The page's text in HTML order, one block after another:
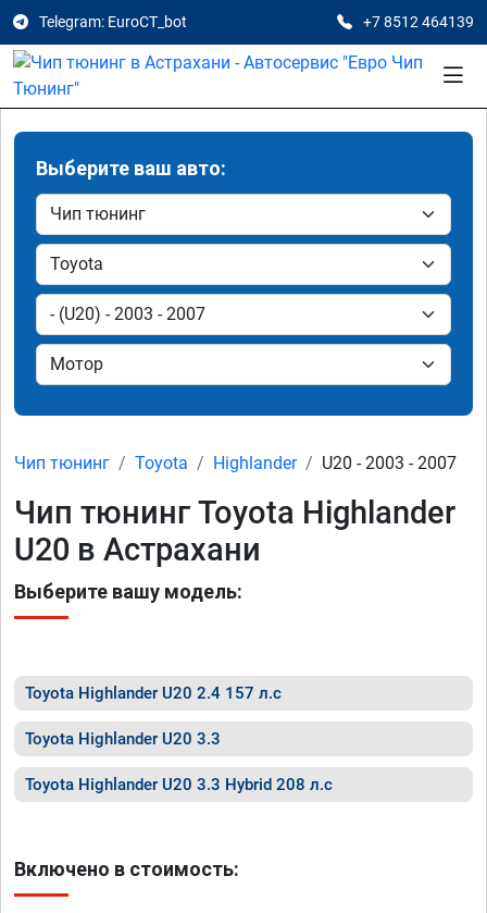
Telegram: EuroCT_bot +7 8512 464139
Выберите ваш авто:
Чип тюнинг Toyota Highlander U20 - 2003 - 2007
Чип тюнинг Toyota Highlander
U20 в Астрахани
Выберите вашу модель:
Toyota Highlander U20 2.4 157 л.с
Toyota Highlander U20 3.3
Toyota Highlander U20 3.3 Hybrid 208 л.с
Включено в стоимость: